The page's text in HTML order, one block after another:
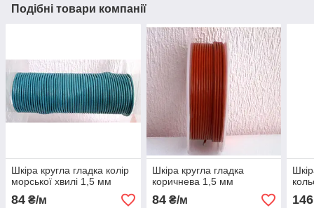
Подібні товари компанії
Шкіра кругла гладка колір
морської хвилі 1,5 мм
84 ₴/м
Шкіра кругла гладка
коричнева 1,5 мм
84₴/м 146